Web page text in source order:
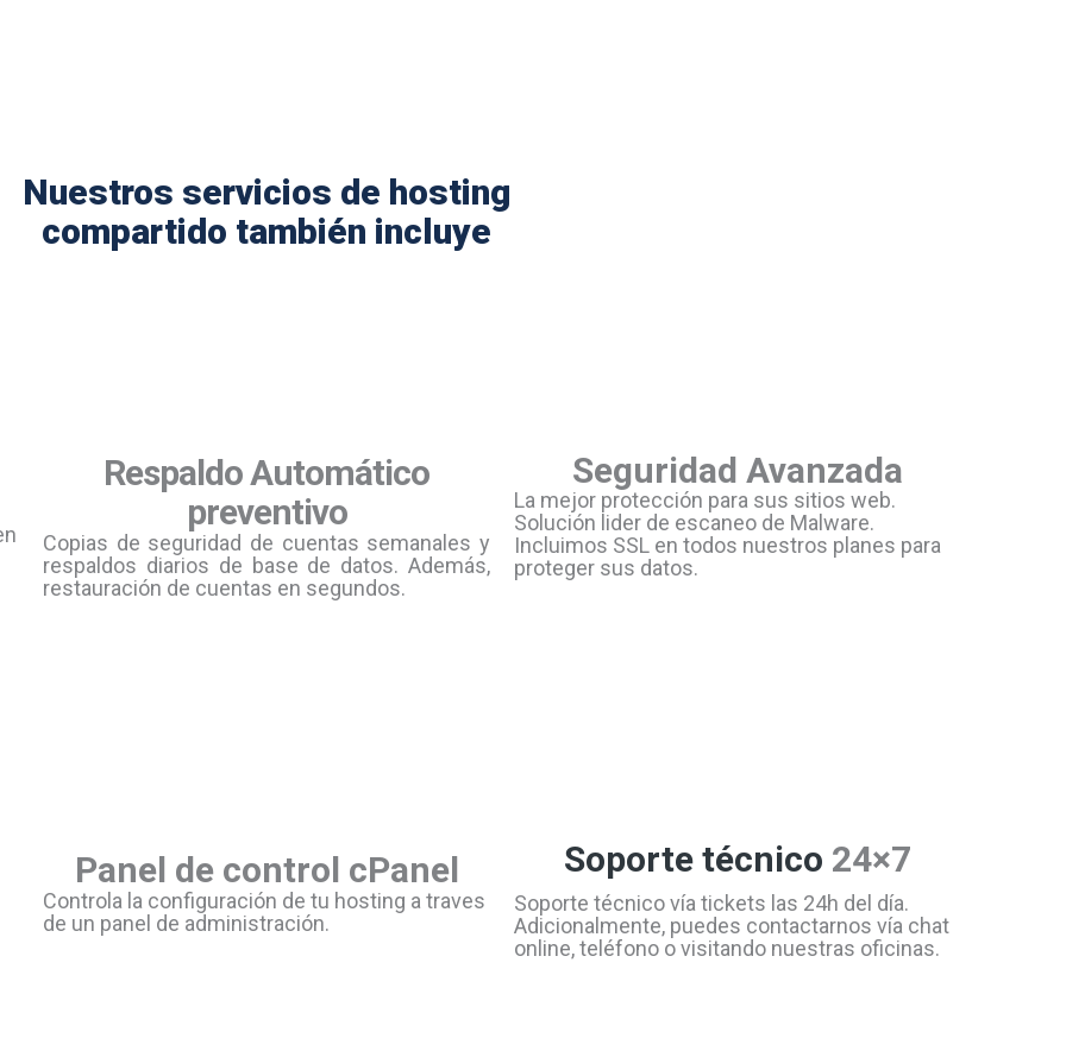
Nuestros servicios de hosting
compartido también incluye
Respaldo Automático
preventivo
Copias de seguridad de cuentas semanales y
respaldos diarios de base de datos. Además,
restauración de cuentas en segundos.
Seguridad Avanzada
La mejor protección para sus sitios web.
Solución lider de escaneo de Malware.
Incluimos SSL en todos nuestros planes para
proteger sus datos.
Panel de control cPanel
Controla la configuración de tu hosting a traves
de un panel de administración.
Soporte técnico 24×7
Soporte técnico vía tickets las 24h del día.
Adicionalmente, puedes contactarnos vía chat
online, teléfono o visitando nuestras oficinas.